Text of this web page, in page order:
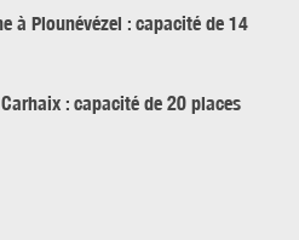
à Plounévézel : capacité de 14
: capacité de 20 places